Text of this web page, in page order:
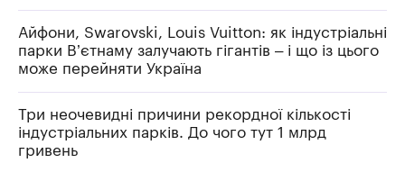
Айфони, Swarovski, Louis Vuitton: як індустріальні
парки В’єтнаму залучають гігантів – і що із цього
може перейняти Україна
Три неочевидні причини рекордної кількості
індустріальних парків. До чого тут 1 млрд
гривень